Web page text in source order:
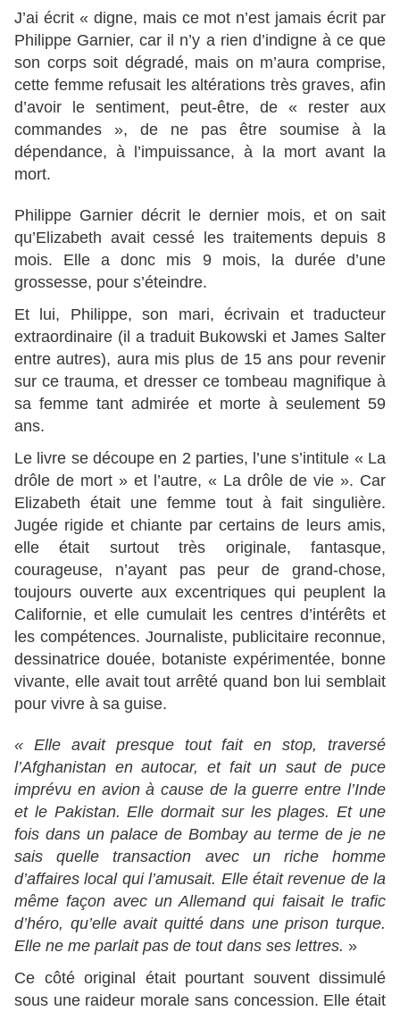
J’ai écrit « digne, mais ce mot n’est jamais écrit par
Philippe Garnier, car il n’y a rien d’indigne à ce que
son corps soit dégradé, mais on m’aura comprise,
cette femme refusait les altérations très graves, afin
d’avoir le sentiment, peut-être, de « rester aux
commandes », de ne pas être soumise à la
dépendance, à l’impuissance, à la mort avant la
mort.
Philippe Garnier décrit le dernier mois, et on sait
qu’Elizabeth avait cessé les traitements depuis 8
mois. Elle a donc mis 9 mois, la durée d’une
grossesse, pour s’éteindre.
Et lui, Philippe, son mari, écrivain et traducteur
extraordinaire (il a traduit Bukowski et James Salter
entre autres), aura mis plus de 15 ans pour revenir
sur ce trauma, et dresser ce tombeau magnifique à
sa femme tant admirée et morte à seulement 59
ans.
Le livre se découpe en 2 parties, l’une s’intitule « La
drôle de mort » et l’autre, « La drôle de vie ». Car
Elizabeth était une femme tout à fait singulière.
Jugée rigide et chiante par certains de leurs amis,
elle était surtout très originale, fantasque,
courageuse, n’ayant pas peur de grand-chose,
toujours ouverte aux excentriques qui peuplent la
Californie, et elle cumulait les centres d’intérêts et
les compétences. Journaliste, publicitaire reconnue,
dessinatrice douée, botaniste expérimentée, bonne
vivante, elle avait tout arrêté quand bon lui semblait
pour vivre à sa guise.
« Elle avait presque tout fait en stop, traversé
l’Afghanistan en autocar, et fait un saut de puce
imprévu en avion à cause de la guerre entre l’Inde
et le Pakistan. Elle dormait sur les plages. Et une
fois dans un palace de Bombay au terme de je ne
sais quelle transaction avec un riche homme
d’affaires local qui l’amusait. Elle était revenue de la
même façon avec un Allemand qui faisait le trafic
d’héro, qu’elle avait quitté dans une prison turque.
Elle ne me parlait pas de tout dans ses lettres. »
Ce côté original était pourtant souvent dissimulé
sous une raideur morale sans concession. Elle était